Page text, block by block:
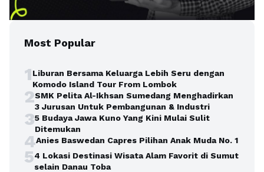
Most Popular
1Liburan Bersama Keluarga Lebih Seru dengan
Komodo Island Tour From Lombok
2SMK Pelita Al-Ikhsan Sumedang Menghadirkan
3 Jurusan Untuk Pembangunan & Industri
35 Budaya Jawa Kuno Yang Kini Mulai Sulit
Ditemukan
4Anies Baswedan Capres Pilihan Anak Muda No. 1
54 Lokasi Destinasi Wisata Alam Favorit di Sumut
selain Danau Toba